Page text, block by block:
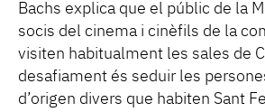
Bachs explica que el públic de la
socis del cinema i cinèfils de la
visiten habitualment les sales de
desafiament és seduir les
d’origen divers que habiten Sant